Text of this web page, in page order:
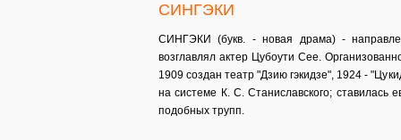
СИНГЭКИ
СИНГЭКИ (букв. - новая драма) -
возглавлял актер Цубоути Сее.
1909 создан театр "Дзию гэкидзе", 1924 -
на системе К. С. Станиславского; ставилась
подобных трупп.